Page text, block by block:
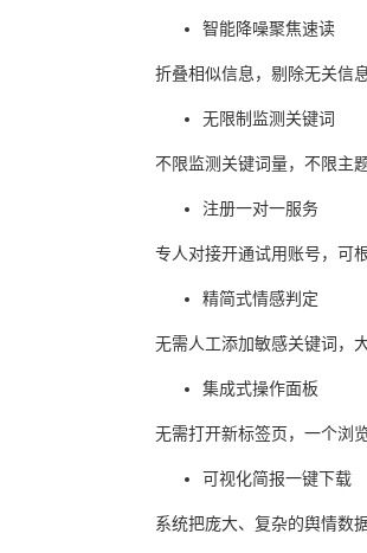
智能降噪聚焦速读
折叠相似信息，剔除无关信
无限制监测关键词
不限监测关键词量，不限主
注册一对一服务
专人对接开通试用账号，可
精简式情感判定
无需人工添加敏感关键词，
集成式操作面板
无需打开新标签页，一个浏
可视化简报一键下载
系统把庞大、复杂的舆情数